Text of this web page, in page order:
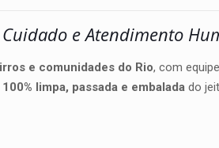
e Atendimento
e comunidades do Rio, com
100% limpa, passada e embalada do